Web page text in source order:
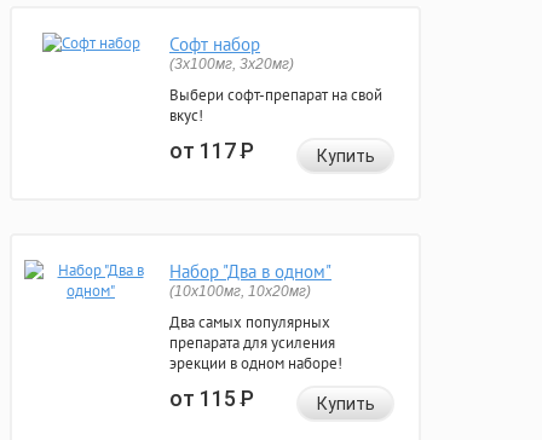
Софт набор
(3x100мг, 3x20мг)
Выбери софт-препарат на свой
вкус!
от 117Р Купить
Набор "Два в одном"
(10x100мг, 10x20мг)
Два самых популярных
препарата для усиления
эрекции в одном наборе!
от 115Р Купить